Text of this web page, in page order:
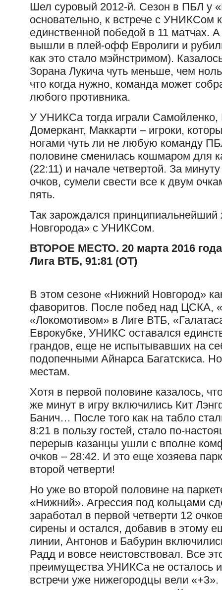
Шел суровый 2012-й. Сезон в ПБЛ у
основательно, к встрече с УНИКСом
единственной победой в 11 матчах.
вышли в плей-офф Евролиги и
как это стало мэйнстримом).
Зорана Лукича чуть меньше, чем
что когда нужно, команда может
любого противника.
У УНИКСа тогда играли
Домеркант, Маккарти – игроки,
ногами чуть ли не любую команду
половине сменилась кошмаром для
(22:11) и начале четвертой. За
очков, сумели свести все к двум
пять.
Так зарождался принципиальнейший
Новгорода» с УНИКСом.
ВТОРОЕ МЕСТО. 20 марта 2016
Лига ВТБ, 91:81 (ОТ)
В этом сезоне «Нижний Новгород»
фаворитов. После побед над ЦСКА,
«Локомотивом» в Лиге ВТБ,
Еврокубке, УНИКС оставался
грандов, еще не испытывавших на
подопечными Айнарса Багатскиса.
местам.
Хотя в первой половине казалось,
же минут в игру включились Кит
Банич… После того как на табло
8:21 в пользу гостей, стало по-
перерыв казанцы ушли с вполне
очков – 28:42. И это еще хозяева
второй четверти!
Но уже во второй половине на
«Нижний». Агрессия под кольцами
заработал в первой четверти 12
сирены и остался, добавив в этому
линии, Антонов и Бабурин
Радд и вовсе неистовствовал. Все
преимущества УНИКСа не осталось
встречи уже нижегородцы вели